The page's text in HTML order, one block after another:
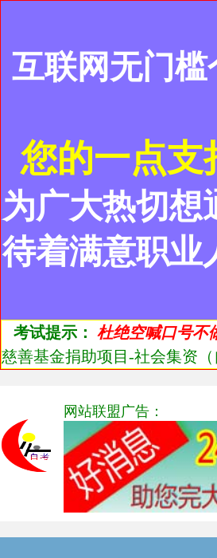
互联网无门
您的一点支
为广大热切想
待着满意职业
考试提示： 杜绝空喊口号不
慈善基金捐助项目-社会集资
网站联盟广告：